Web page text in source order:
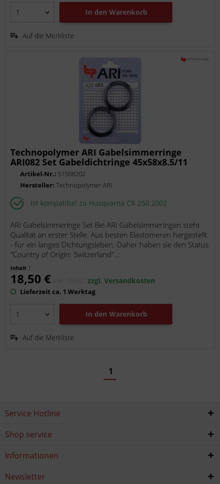
In den Warenkorb
Auf die Merkliste
Technopolymer ARI Gabelsimmerringe
ARI082 Set Gabeldichtringe 45x58x8.5/11
51508202
Artikel-Nr.: 51508202
Hersteller:Technopolymer ARI
Ist kompatibel zu Husqvarna CR 250 2002
ARI Gabelsimmeringe Set Bei ARI Gabelsimmeringen steht
Qualität an erster Stelle. Aus besten Elastomeren hergestellt
- für ein langes Dichtungsleben. Daher haben sie den Status
"Country of Origin: Switzerland"...
Inhalt 1
18,50 € inkl. MwSt.zzgl. Versandkosten
Lieferzeit ca. 1 Werktag
In den Warenkorb
Auf die Merkliste
1
Service Hotline
Shop service
Informationen
Newsletter